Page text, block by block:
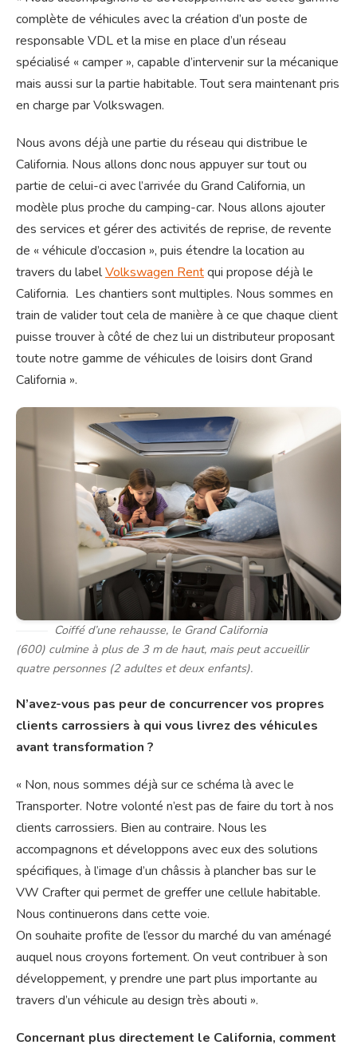
complète de véhicules avec la création d’un poste de
responsable VDL et la mise en place d’un réseau
spécialisé « camper », capable d’intervenir sur la mécanique
mais aussi sur la partie habitable. Tout sera maintenant pris
en charge par Volkswagen.
Nous avons déjà une partie du réseau qui distribue le
California. Nous allons donc nous appuyer sur tout ou
partie de celui-ci avec l’arrivée du Grand California, un
modèle plus proche du camping-car. Nous allons ajouter
des services et gérer des activités de reprise, de revente
de « véhicule d’occasion », puis étendre la location au
travers du labelVolkswagen Rentqui propose déjà le
California. Les chantiers sont multiples. Nous sommes en
train de valider tout cela de manière à ce que chaque client
puisse trouver à côté de chez lui un distributeur proposant
toute notre gamme de véhicules de loisirs dont Grand
California ».
Coiffé d’une rehausse, le Grand California
(600) culmine à plus de 3 m de haut, mais peut accueillir
quatre personnes (2 adultes et deux enfants).
N’avez-vous pas peur de concurrencer vos propres
clients carrossiers à qui vous livrez des véhicules
avant transformation ?
« Non, nous sommes déjà sur ce schéma là avec le
Transporter. Notre volonté n’est pas de faire du tort à nos
clients carrossiers. Bien au contraire. Nous les
accompagnons et développons avec eux des solutions
spécifiques, à l’image d’un châssis à plancher bas sur le
VW Crafter qui permet de greffer une cellule habitable.
Nous continuerons dans cette voie.
On souhaite profite de l’essor du marché du van aménagé
auquel nous croyons fortement. On veut contribuer à son
développement, y prendre une part plus importante au
travers d’un véhicule au design très abouti ».
Concernant plus directement le California, comment